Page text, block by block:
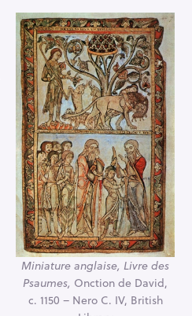
Miniature anglaise, Livre des
Psaumes, Onction de David,
c. 1150 – Nero C. IV, British